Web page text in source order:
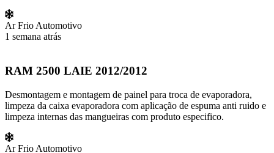
Ar Frio Automotivo
1 semana atrás
RAM 2500 LAIE 2012/2012
Desmontagem e montagem de painel para troca de evaporadora,
limpeza da caixa evaporadora com aplicação de espuma anti ruido e
limpeza internas das mangueiras com produto especifico.
Ar Frio Automotivo